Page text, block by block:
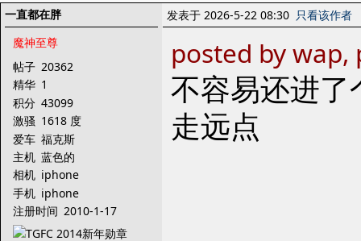
一直都在胖
魔神至尊
帖子 20362
精华 1
积分 43099
激骚 1618 度
爱车 福克斯
主机 蓝色的
相机 iphone
手机 iphone
注册时间 2010-1-17
发表于 2026-5-22 08:30 只看该作者
posted by
不容易还进
走远点